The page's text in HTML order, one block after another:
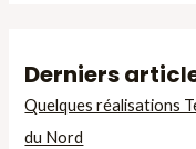
Derniers
Quelques réalisations
du Nord